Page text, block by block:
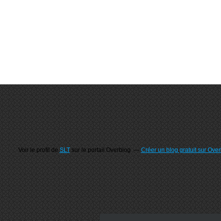
Voir le profil deSLTsur le portail Overblog Créer un blog gratuit sur